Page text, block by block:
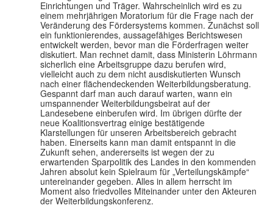
Einrichtungen und Träger. Wahrscheinlich wird es zu
einem mehrjährigen Moratorium für die Frage nach der
Veränderung des Fördersystems kommen. Zunächst soll
ein funktionierendes, aussagefähiges Berichtswesen
entwickelt werden, bevor man die Förderfragen weiter
diskutiert. Man rechnet damit, dass Ministerin Löhrmann
sicherlich eine Arbeitsgruppe dazu berufen wird,
vielleicht auch zu dem nicht ausdiskutierten Wunsch
nach einer flächendeckenden Weiterbildungsberatung.
Gespannt darf man auch darauf warten, wann ein
umspannender Weiterbildungsbeirat auf der
Landesebene einberufen wird. Im übrigen dürfte der
neue Koalitionsvertrag einige bestätigende
Klarstellungen für unseren Arbeitsbereich gebracht
haben. Einerseits kann man damit entspannt in die
Zukunft sehen, andererseits ist wegen der zu
erwartenden Sparpolitik des Landes in den kommenden
Jahren absolut kein Spielraum für „Verteilungskämpfe“
untereinander gegeben. Alles in allem herrscht im
Moment also friedvolles Miteinander unter den Akteuren
der Weiterbildungskonferenz.